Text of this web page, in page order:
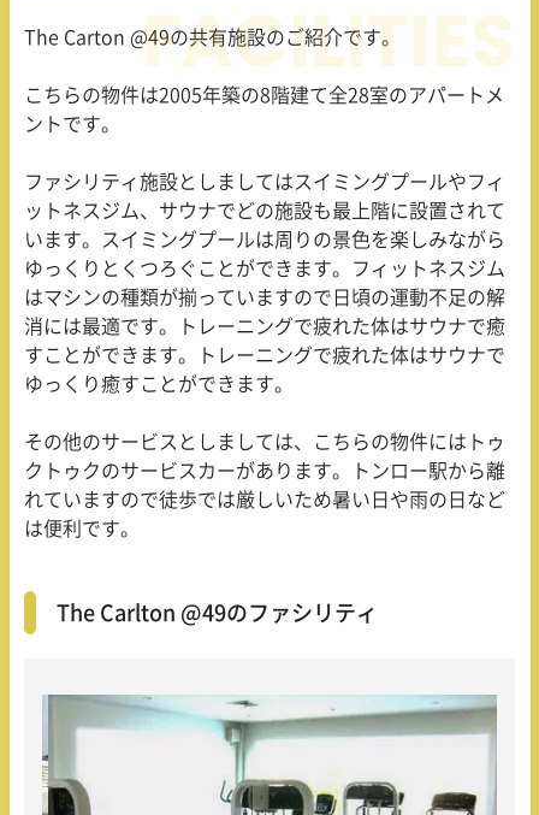
The Carton @49の共有施設のご紹介です。
こちらの物件は2005年築の8階建て全28室のアパートメ
ントです。
ファシリティ施設としましてはスイミングプールやフィ
ットネスジム、サウナでどの施設も最上階に設置されて
います。スイミングプールは周りの景色を楽しみながら
ゆっくりとくつろぐことができます。フィットネスジム
はマシンの種類が揃っていますので日頃の運動不足の解
消には最適です。トレーニングで疲れた体はサウナで癒
すことができます。トレーニングで疲れた体はサウナで
ゆっくり癒すことができます。
その他のサービスとしましては、こちらの物件にはトゥ
クトゥクのサービスカーがあります。トンロー駅から離
れていますので徒歩では厳しいため暑い日や雨の日など
は便利です。
The Carlton @49のファシリティ